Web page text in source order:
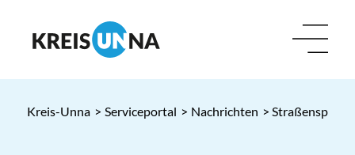
Kreis-Unna > Serviceportal > Nachrichten >